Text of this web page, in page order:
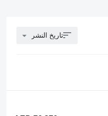
تاريخ النشر